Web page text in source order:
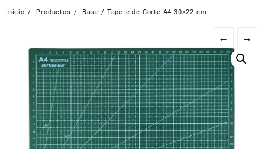
Inicio Productos Base / Tapete de Corte A4 30×22 cm
← →